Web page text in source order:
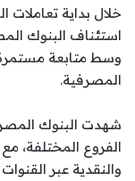
استئناف البنوك
وسط متابعة مستمرة
المصرفية.
شهدت البنوك
الفروع المختلفة،
والنقدية عبر